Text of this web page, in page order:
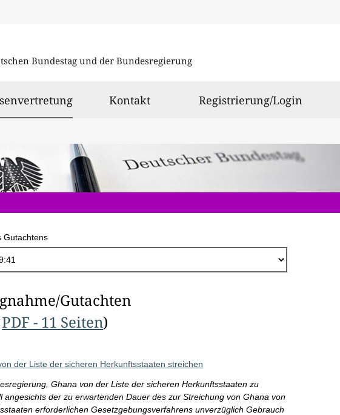
Bundestag und der Bundesregierung
ausgewählt
Kontakt Registrierung/Login
Gutachtens
Gutachten
PDF - 11 Seiten)
der Liste der sicheren Herkunftsstaaten streichen
Ghana von der Liste der sicheren Herkunftsstaaten zu
angesichts der zu erwartenden Dauer des zur Streichung von Ghana von
erforderlichen Gesetzgebungsverfahrens unverzüglich Gebrauch